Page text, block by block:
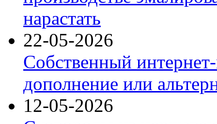
нарастать
22-05-2026
Собственный
дополнение или
12-05-2026